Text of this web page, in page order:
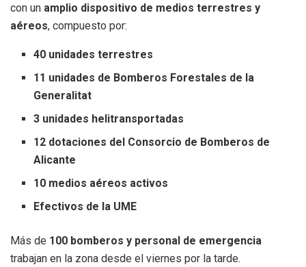
con un amplio dispositivo de medios terrestres y
aéreos, compuesto por:
40 unidades terrestres
11 unidades de Bomberos Forestales de la
Generalitat
3 unidades helitransportadas
12 dotaciones del Consorcio de Bomberos de
Alicante
10 medios aéreos activos
Efectivos de la UME
Más de 100 bomberos y personal de emergencia
trabajan en la zona desde el viernes por la tarde.